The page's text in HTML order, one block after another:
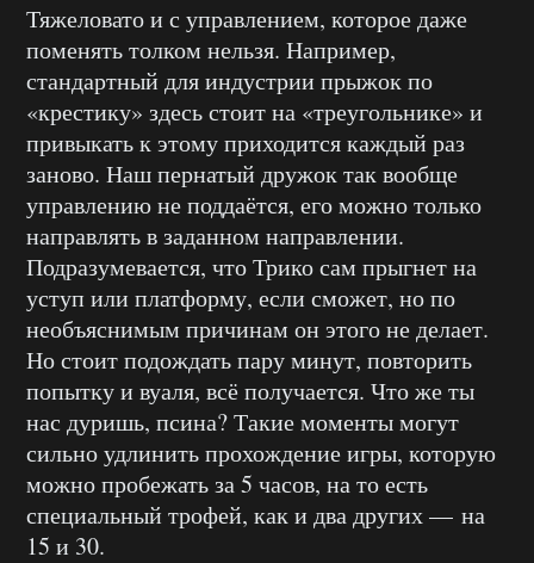
Тяжеловато и с управлением, которое даже
поменять толком нельзя. Например,
стандартный для индустрии прыжок по
«крестику» здесь стоит на «треугольнике» и
привыкать к этому приходится каждый раз
заново. Наш пернатый дружок так вообще
управлению не поддаётся, его можно только
направлять в заданном направлении.
Подразумевается, что Трико сам прыгнет на
уступ или платформу, если сможет, но по
необъяснимым причинам он этого не делает.
Но стоит подождать пару минут, повторить
попытку и вуаля, всё получается. Что же ты
нас дуришь, псина? Такие моменты могут
сильно удлинить прохождение игры, которую
можно пробежать за 5 часов, на то есть
специальный трофей, как и два других — на
15 и 30.